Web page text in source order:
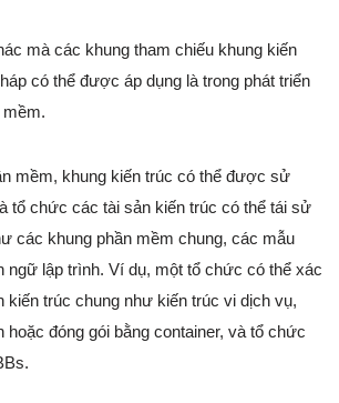
mà các khung tham chiếu khung kiến
có thể được áp dụng là trong phát triển
mềm, khung kiến trúc có thể được sử
tổ chức các tài sản kiến trúc có thể tái sử
các khung phần mềm chung, các mẫu
ngữ lập trình. Ví dụ, một tổ chức có thể xác
kiến trúc chung như kiến trúc vi dịch vụ,
đóng gói bằng container, và tổ chức